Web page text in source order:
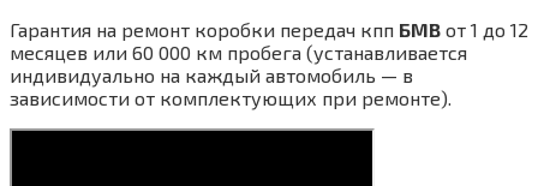
Гарантия на ремонт коробки передач кпп БМВ от 1 до 12
месяцев или 60 000 км пробега (устанавливается
индивидуально на каждый автомобиль — в
зависимости от комплектующих при ремонте).